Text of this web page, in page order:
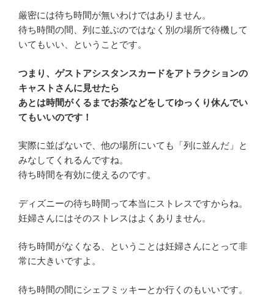
厳密には待ち時間が無いわけではありません。
待ち時間の間、列に並ぶのではなく別の場所で待機して
いてもいい、ということです。
つまり、ゲストアシスタンスカードをアトラクションの
キャストさんに見せたら
あとは時間がくるまでお茶などをしてゆっくり休んでい
てもいいのです！
実際に並ばないで、他の場所にいても「列に並んだ」と
みなしてくれるんですね。
待ち時間を有効に使えるのです。
ディズニーの待ち時間って本当にストレスですからね。
妊婦さんにはそのストレスはよくありません。
待ち時間がなくなる、ということは妊婦さんにとって非
常に大きいですよ。
待ち時間の間にシェフミッキーとか行くのもいいです。